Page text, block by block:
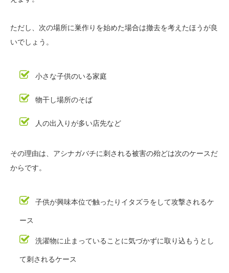
ただし、次の場所に巣作りを始めた場合は撤去を考えたほうが良
いでしょう。
小さな子供のいる家庭
物干し場所のそば
人の出入りが多い店先など
その理由は、アシナガバチに刺される被害の殆どは次のケースだ
からです。
子供が興味本位で触ったりイタズラをして攻撃されるケ
ース
洗濯物に止まっていることに気づかずに取り込もうとし
て刺されるケース